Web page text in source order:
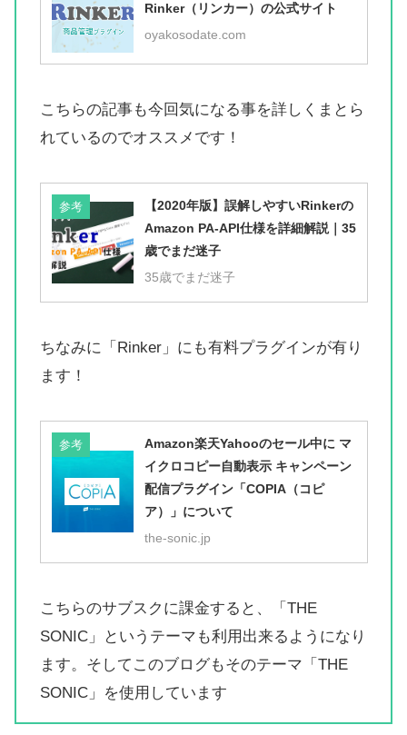
Rinker（リンカー）の公式サイト
oyakosodate.com
こちらの記事も今回気になる事を詳しくまとら
れているのでオススメです！
参考
【2020年版】誤解しやすいRinkerの
Amazon PA-API仕様を詳細解説｜35
歳でまだ迷子
35歳でまだ迷子
ちなみに「Rinker」にも有料プラグインが有り
ます！
参考
Amazon楽天Yahooのセール中に マ
イクロコピー自動表示 キャンペーン
配信プラグイン「COPIA（コピ
ア）」について
the-sonic.jp
こちらのサブスクに課金すると、「THE
SONIC」というテーマも利用出来るようになり
ます。そしてこのブログもそのテーマ「THE
SONIC」を使用しています